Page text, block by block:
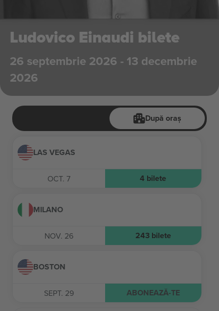
Ludovico Einaudi bilete
26 septembrie 2026 - 13 decembrie
2026
După oraș
LAS VEGAS
OCT. 7 4 bilete
MILANO
NOV. 26 243 bilete
BOSTON
SEPT. 29 ABONEAZĂ-TE